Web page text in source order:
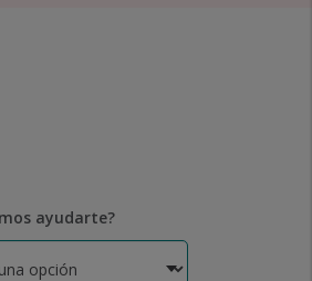
ayudarte?